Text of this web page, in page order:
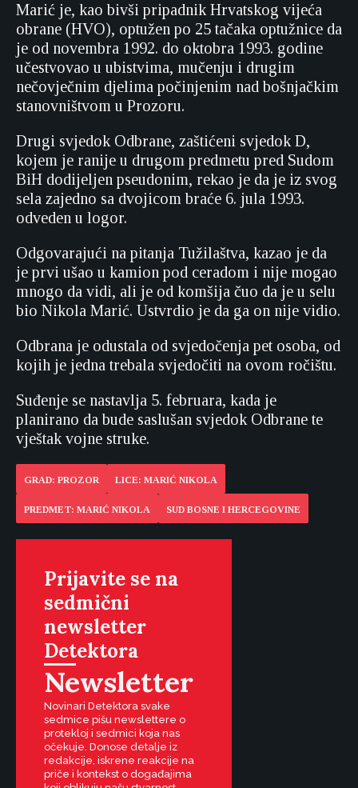
Marić je, kao bivši pripadnik Hrvatskog vijeća
obrane (HVO), optužen po 25 tačaka optužnice da
je od novembra 1992. do oktobra 1993. godine
učestvovao u ubistvima, mučenju i drugim
nečovječnim djelima počinjenim nad bošnjačkim
stanovništvom u Prozoru.
Drugi svjedok Odbrane, zaštićeni svjedok D,
kojem je ranije u drugom predmetu pred Sudom
BiH dodijeljen pseudonim, rekao je da je iz svog
sela zajedno sa dvojicom braće 6. jula 1993.
odveden u logor.
Odgovarajući na pitanja Tužilaštva, kazao je da
je prvi ušao u kamion pod ceradom i nije mogao
mnogo da vidi, ali je od komšija čuo da je u selu
bio Nikola Marić. Ustvrdio je da ga on nije vidio.
Odbrana je odustala od svjedočenja pet osoba, od
kojih je jedna trebala svjedočiti na ovom ročištu.
Suđenje se nastavlja 5. februara, kada je
planirano da bude saslušan svjedok Odbrane te
vještak vojne struke.
GRAD: PROZOR LICE: MARIĆ NIKOLA
PREDMET: MARIĆ NIKOLA SUD BOSNE I HERCEGOVINE
Prijavite se na
sedmični
newsletter
Detektora
Newsletter
Novinari Detektora svake
sedmice pišu newslettere o
protekloj i sedmici koja nas
očekuje. Donose detalje iz
redakcije, iskrene reakcije na
priče i kontekst o događajima